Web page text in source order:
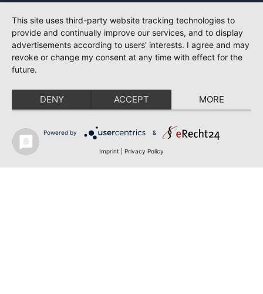
This site uses third-party website tracking technologies to
provide and continually improve our services, and to display
advertisements according to users' interests. I agree and may
revoke or change my consent at any time with effect for the
future.
DENY ACCEPT MORE
Powered by &
Imprint Privacy Policy